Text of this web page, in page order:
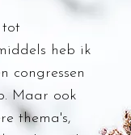
tot
heb ik
congressen
. Maar ook
thema's,